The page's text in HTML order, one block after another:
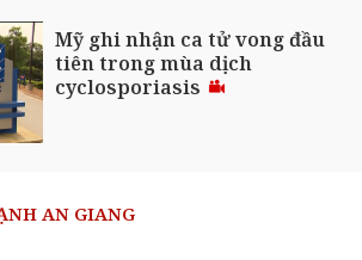
Mỹ ghi nhận ca tử vong đầu
tiên trong mùa dịch
cyclosporiasis
AN GIANG